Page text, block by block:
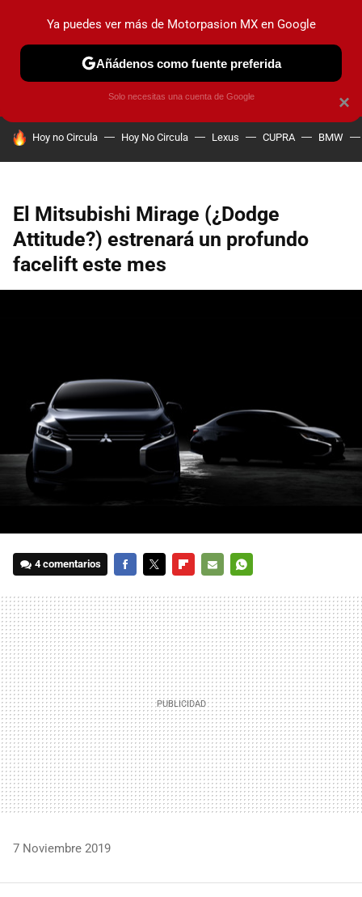
PRUEBAS INDUSTRIA HOY NO CIRCULA
HOY SE HABLA DE
Hoy no Circula Hoy No Circula Lexus CUPRA BMW
El Mitsubishi Mirage (¿Dodge
Attitude?) estrenará un profundo
facelift este mes
4 comentarios
MAIL
7 Noviembre 2019
×
Ya puedes ver más de Motorpasion MX en Google
Añádenos como fuente preferida
Solo necesitas una cuenta de Google